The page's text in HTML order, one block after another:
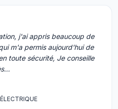
j'ai appris beaucoup de
m'a permis aujourd'hui de
toute sécurité, Je conseille